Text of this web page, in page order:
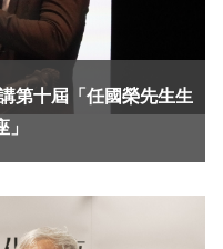
十屆「任國榮先生生